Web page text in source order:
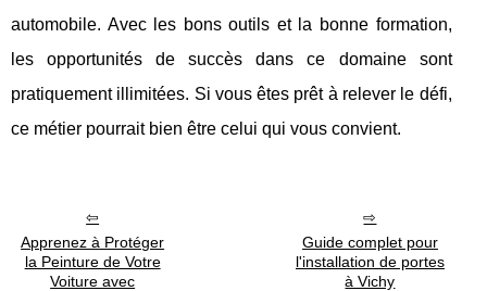
automobile. Avec les bons outils et la bonne formation,
les opportunités de succès dans ce domaine sont
pratiquement illimitées. Si vous êtes prêt à relever le défi,
ce métier pourrait bien être celui qui vous convient.
Apprenez à Protéger
la Peinture de Votre
Voiture avec
Guide complet pour
l'installation de portes
à Vichy